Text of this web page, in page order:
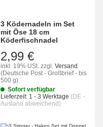
3 Ködernadeln im Set
mit Öse 18 cm
Köderfischnadel
2,99 €
inkl. 19% USt. zzgl. Versand
(Deutsche Post - Großbrief - bis
500 g)
Sofort verfügbar
Lieferzeit: 1 - 3 Werktage (DE -
Ausland abweichend)